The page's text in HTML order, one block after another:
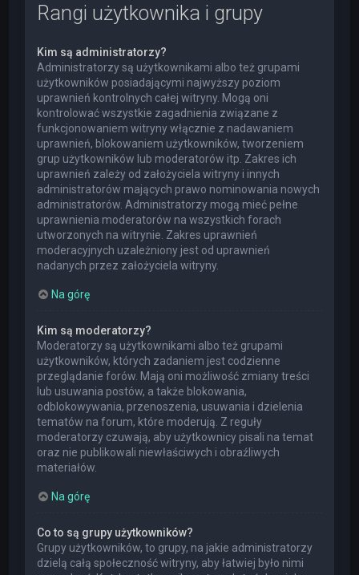
Rangi użytkownika i grupy
Kim są administratorzy?
Administratorzy są użytkownikami albo też grupami
użytkowników posiadającymi najwyższy poziom
uprawnień kontrolnych całej witryny. Mogą oni
kontrolować wszystkie zagadnienia związane z
funkcjonowaniem witryny włącznie z nadawaniem
uprawnień, blokowaniem użytkowników, tworzeniem
grup użytkowników lub moderatorów itp. Zakres ich
uprawnień zależy od założyciela witryny i innych
administratorów mających prawo nominowania nowych
administratorów. Administratorzy mogą mieć pełne
uprawnienia moderatorów na wszystkich forach
utworzonych na witrynie. Zakres uprawnień
moderacyjnych uzależniony jest od uprawnień
nadanych przez założyciela witryny.
Na górę
Kim są moderatorzy?
Moderatorzy są użytkownikami albo też grupami
użytkowników, których zadaniem jest codzienne
przeglądanie forów. Mają oni możliwość zmiany treści
lub usuwania postów, a także blokowania,
odblokowywania, przenoszenia, usuwania i dzielenia
tematów na forum, które moderują. Z reguły
moderatorzy czuwają, aby użytkownicy pisali na temat
oraz nie publikowali niewłaściwych i obraźliwych
materiałów.
Na górę
Co to są grupy użytkowników?
Grupy użytkowników, to grupy, na jakie administratorzy
dzielą całą społeczność witryny, aby łatwiej było nimi